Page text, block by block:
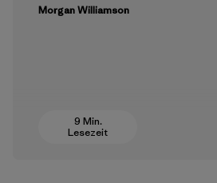
Morgan Williamson
9 Min.
Lesezeit